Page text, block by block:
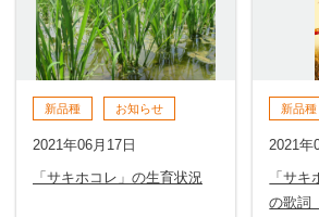
新品種 お知らせ
2021年06月17日
「サキホコレ」の生育状況
新品種
2021年
「サ
の歌詞